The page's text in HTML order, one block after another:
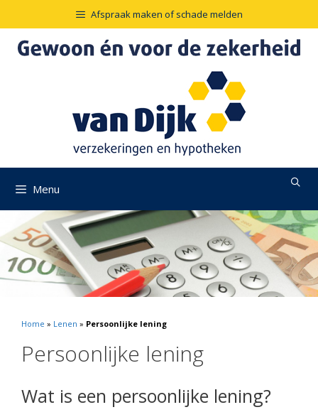
de
inhoud
Afspraak maken of schade melden
Menu
Home » Lenen » Persoonlijke lening
Persoonlijke lening
Wat is een persoonlijke lening?